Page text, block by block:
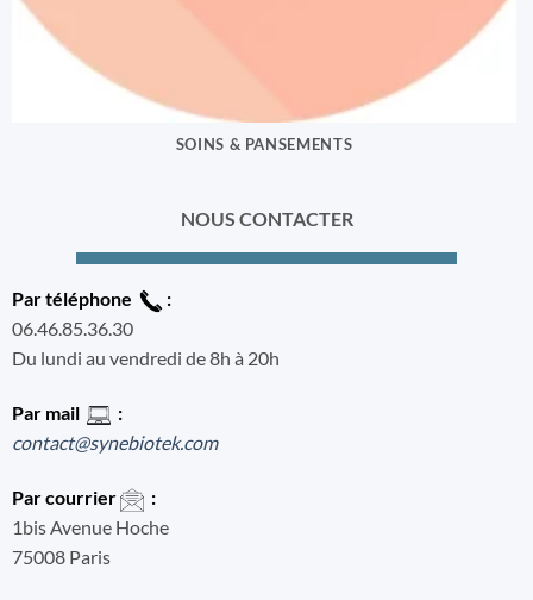
SOINS & PANSEMENTS
NOUS CONTACTER
Par téléphone
:
06.46.85.36.30
Du lundi au vendredi de 8h à 20h
Par mail
:
contact@synebiotek.com
Par courrier
:
1bis Avenue Hoche
75008 Paris